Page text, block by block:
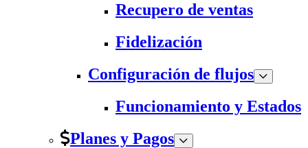
Recupero de ventas
Fidelización
Configuración de flujos
Funcionamiento y Estados
Planes y Pagos